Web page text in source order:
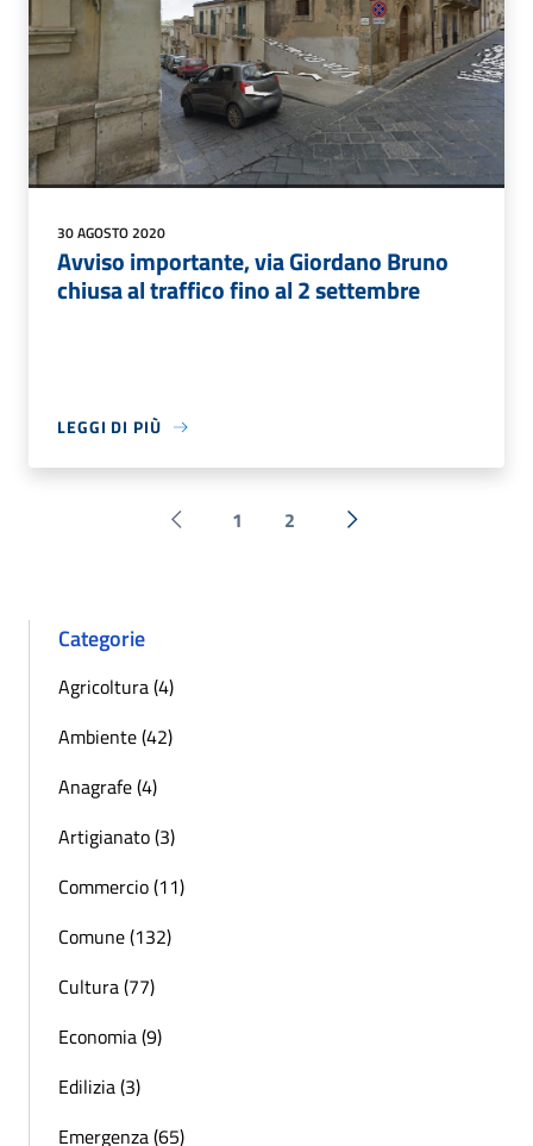
30 AGOSTO 2020
Avviso importante, via Giordano Bruno
chiusa al traffico fino al 2 settembre
LEGGI DI PIÙ
Pagina precedente
1 2 Successiva »
Categorie
Agricoltura (4)
Ambiente (42)
Anagrafe (4)
Artigianato (3)
Commercio (11)
Comune (132)
Cultura (77)
Economia (9)
Edilizia (3)
Emergenza (65)